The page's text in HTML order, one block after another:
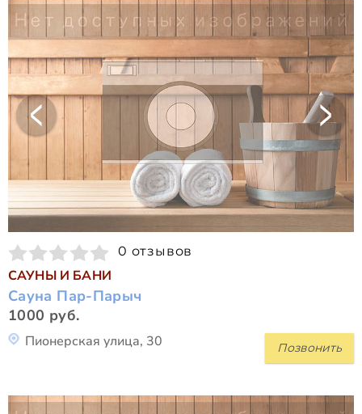
0 отзывов
САУНЫ И БАНИ
Сауна Пар-Па­рыч
1000 руб.
Позвонить
Пионерская улица, 30